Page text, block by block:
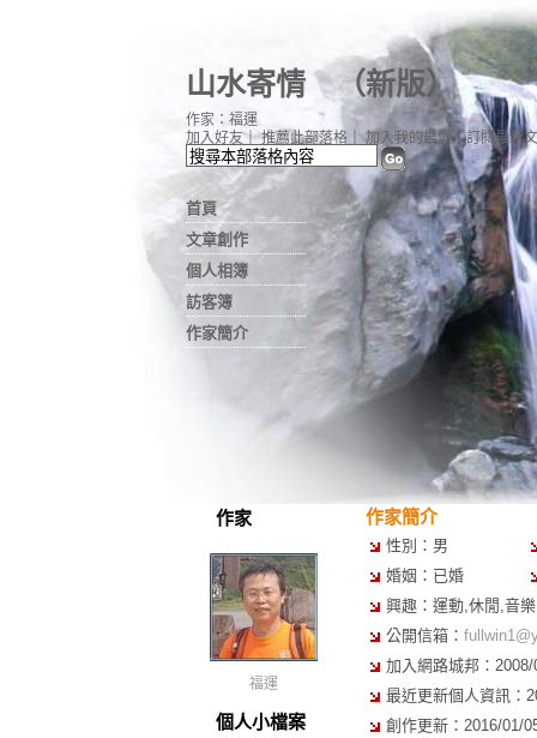
山水寄情 （新版）
首頁
文章創作
個人相簿
訪客簿
作家簡介
加入好友｜推薦此部落格 ｜加入我的最愛｜訂閱最新
作家：福運
作家
福運
個人小檔案
作家簡介
性別：男
婚姻：已婚
興趣：運動,休閒,音
公開信箱：
加入網路城邦：
最近更新個人資訊：
創作更新：2016/01/